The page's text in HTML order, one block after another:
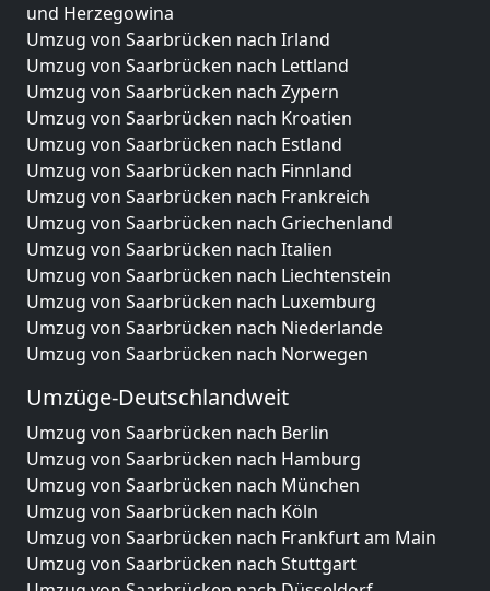
und Herzegowina
Umzug von Saarbrücken nach Irland
Umzug von Saarbrücken nach Lettland
Umzug von Saarbrücken nach Zypern
Umzug von Saarbrücken nach Kroatien
Umzug von Saarbrücken nach Estland
Umzug von Saarbrücken nach Finnland
Umzug von Saarbrücken nach Frankreich
Umzug von Saarbrücken nach Griechenland
Umzug von Saarbrücken nach Italien
Umzug von Saarbrücken nach Liechtenstein
Umzug von Saarbrücken nach Luxemburg
Umzug von Saarbrücken nach Niederlande
Umzug von Saarbrücken nach Norwegen
Umzüge-Deutschlandweit
Umzug von Saarbrücken nach Berlin
Umzug von Saarbrücken nach Hamburg
Umzug von Saarbrücken nach München
Umzug von Saarbrücken nach Köln
Umzug von Saarbrücken nach Frankfurt am Main
Umzug von Saarbrücken nach Stuttgart